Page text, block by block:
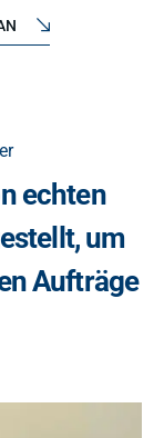
echten
um
Aufträge